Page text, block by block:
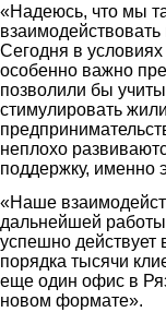
«Надеюсь, что мы
Сегодня в
особенно важно
позволили бы
стимулировать
неплохо
поддержку, именно
«Наше
дальнейшей
успешно действует
порядка тысячи
еще один офис в
новом формате».